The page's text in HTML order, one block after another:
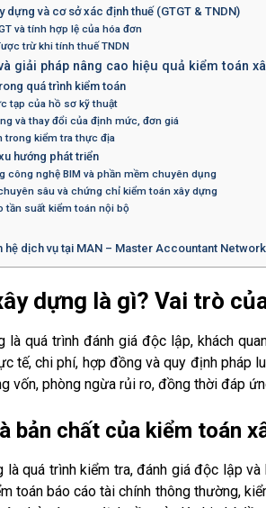
dựng và cơ sở xác định thuế (GTGT & TNDN)
và tính hợp lệ của hóa đơn
trừ khi tính thuế TNDN
giải pháp nâng cao hiệu quả kiểm toán
quá trình kiểm toán
tạp của hồ sơ kỹ thuật
và thay đổi của định mức, đơn giá
trong kiểm tra thực địa
hướng phát triển
công nghệ BIM và phần mềm chuyên dụng
sâu và chứng chỉ kiểm toán xây dựng
tần suất kiểm toán nội bộ
hệ dịch vụ tại MAN – Master Accountant Network
dựng là gì? Vai trò
là quá trình đánh giá độc lập, khách
tế, chi phí, hợp đồng và quy định pháp
vốn, phòng ngừa rủi ro, đồng thời đáp
bản chất của kiểm toán
là quá trình kiểm tra, đánh giá độc lập
toán báo cáo tài chính thông thường,